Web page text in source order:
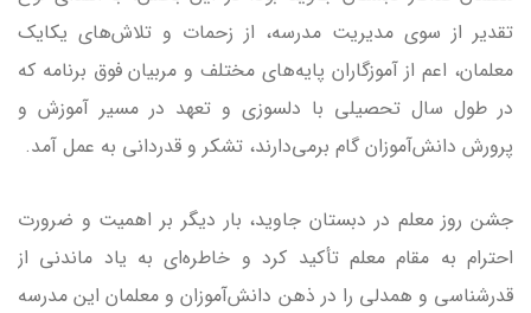
تقدیر از سوی مدیریت مدرسه، از زحمات و تلاش‌های یکایک
معلمان، اعم از آموزگاران پایه‌های مختلف و مربیان فوق برنامه که
در طول سال تحصیلی با دلسوزی و تعهد در مسیر آموزش و
پرورش دانش‌آموزان گام برمی‌دارند، تشکر و قدردانی به عمل آمد.
جشن روز معلم در دبستان جاوید، بار دیگر بر اهمیت و ضرورت
احترام به مقام معلم تأکید کرد و خاطره‌ای به یاد ماندنی از
قدرشناسی و همدلی را در ذهن دانش‌آموزان و معلمان این مدرسه